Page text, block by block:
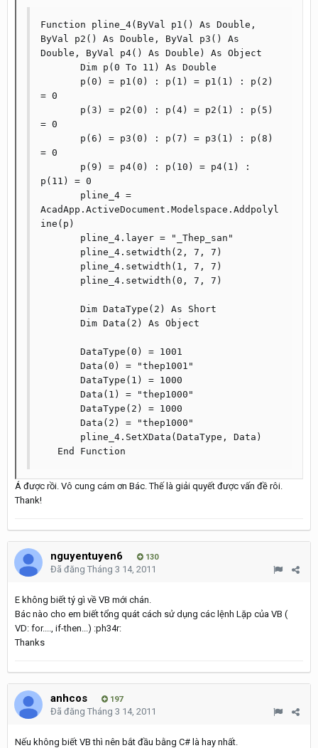
Function pline_4(ByVal p1() As Double,
ByVal p2() As Double, ByVal p3() As
Double, ByVal p4() As Double) As Object
= 0
= 0
= 0
p(11) = 0
AcadApp.ActiveDocument.Modelspace.Addpolyl
ine(p)
   End Function
Á được rồi. Vô cung cám ơn Bác. Thế là giải quyết được vấn đề rôi.
Thank!
nguyentuyen6 130
Đã đăng Tháng 3 14, 2011
E không biết tý gì về VB mới chán.
Bác nào cho em biết tổng quát cách sử dụng các lệnh Lặp của VB (
VD: for...., if-then...) :ph34r:
Thanks
anhcos 197
Đã đăng Tháng 3 14, 2011
Nếu không biết VB thì nên bắt đầu bằng C# là hay nhất.